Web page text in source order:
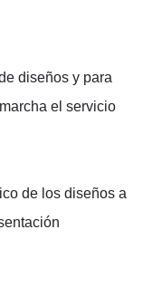
diseños y para
el servicio
de los diseños a